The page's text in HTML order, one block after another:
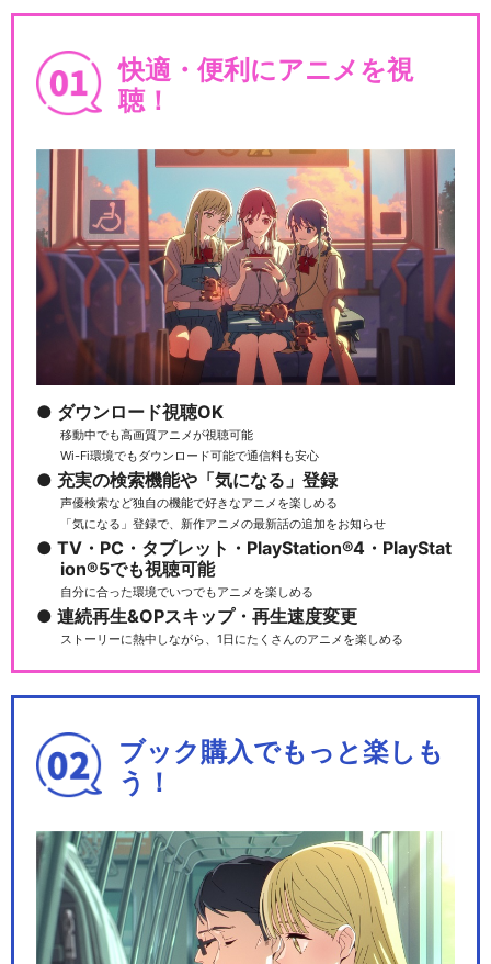
快適・便利にアニメを視
聴！
ダウンロード視聴OK
移動中でも高画質アニメが視聴可能
Wi-Fi環境でもダウンロード可能で通信料も安心
充実の検索機能や「気になる」登録
声優検索など独自の機能で好きなアニメを楽しめる
「気になる」登録で、新作アニメの最新話の追加をお知らせ
TV・PC・タブレット・PlayStation®4・PlayStat
ion®5でも視聴可能
自分に合った環境でいつでもアニメを楽しめる
連続再生&OPスキップ・再生速度変更
ストーリーに熱中しながら、1日にたくさんのアニメを楽しめる
ブック購入でもっと楽しも
う！